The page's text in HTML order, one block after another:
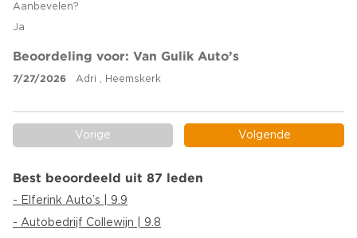
Aanbevelen?
Ja
Beoordeling voor: Van Gulik Auto’s
7/27/2026 Adri , Heemskerk
Vorige Volgende
Best beoordeeld uit 87 leden
- Elferink Auto’s | 9.9
- Autobedrijf Collewijn | 9.8